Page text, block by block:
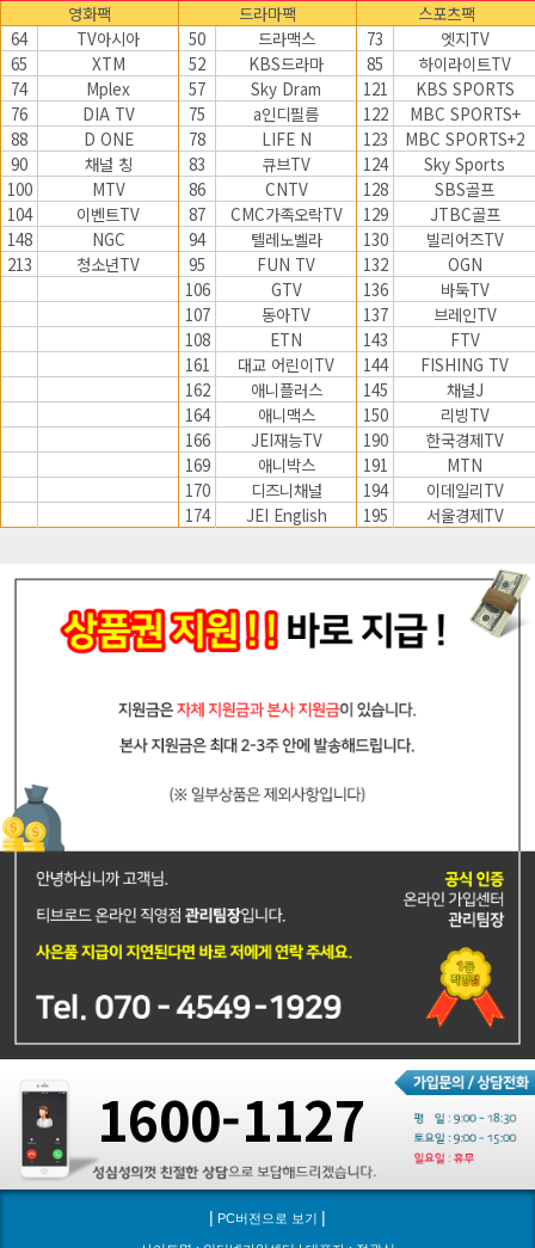
영화팩
드라마팩
스포츠팩
64
TV아시아 50 드라맥스 73
엣지TV
65
XTM 52 KBS드라마 85
하이라이트TV
74
Mplex 57 Sky Dram 121
KBS SPORTS
76
DIA TV 75 a인디필름 122
MBC SPORTS+
88
D ONE 78 LIFE N 123
MBC SPORTS+2
90
채널 칭 83 큐브TV 124
Sky Sports
100
MTV 86 CNTV 128
SBS골프
104
이벤트TV 87 CMC가족오락TV 129
JTBC골프
148
NGC 94 텔레노벨라 130
빌리어즈TV
213
청소년TV 95 FUN TV 132
OGN
106
GTV 136
바둑TV
107
동아TV 137
브레인TV
108
ETN 143
FTV
161
대교 어린이TV 144
FISHING TV
162
애니플러스 145
채널J
164
애니맥스 150
리빙TV
166
JEI재능TV 190
한국경제TV
169
애니박스 191
MTN
170
디즈니채널 194
이데일리TV
174
JEI English 195 서울경제TV
1600-1127
| PC버전으로 보기 |